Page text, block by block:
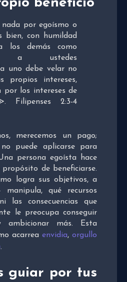
beneficio
por egoísmo o
bien, con humildad
los demás como
a ustedes
uno debe velar no
propios intereses,
por los intereses de
Filipenses 2:3-4
merecemos un pago;
puede aplicarse para
persona egoísta hace
de beneficiarse.
logra sus objetivos, a
qué recursos
las consecuencias que
le preocupa conseguir
más. Esta
acarrea envidia, orgullo
.
guiar por tus